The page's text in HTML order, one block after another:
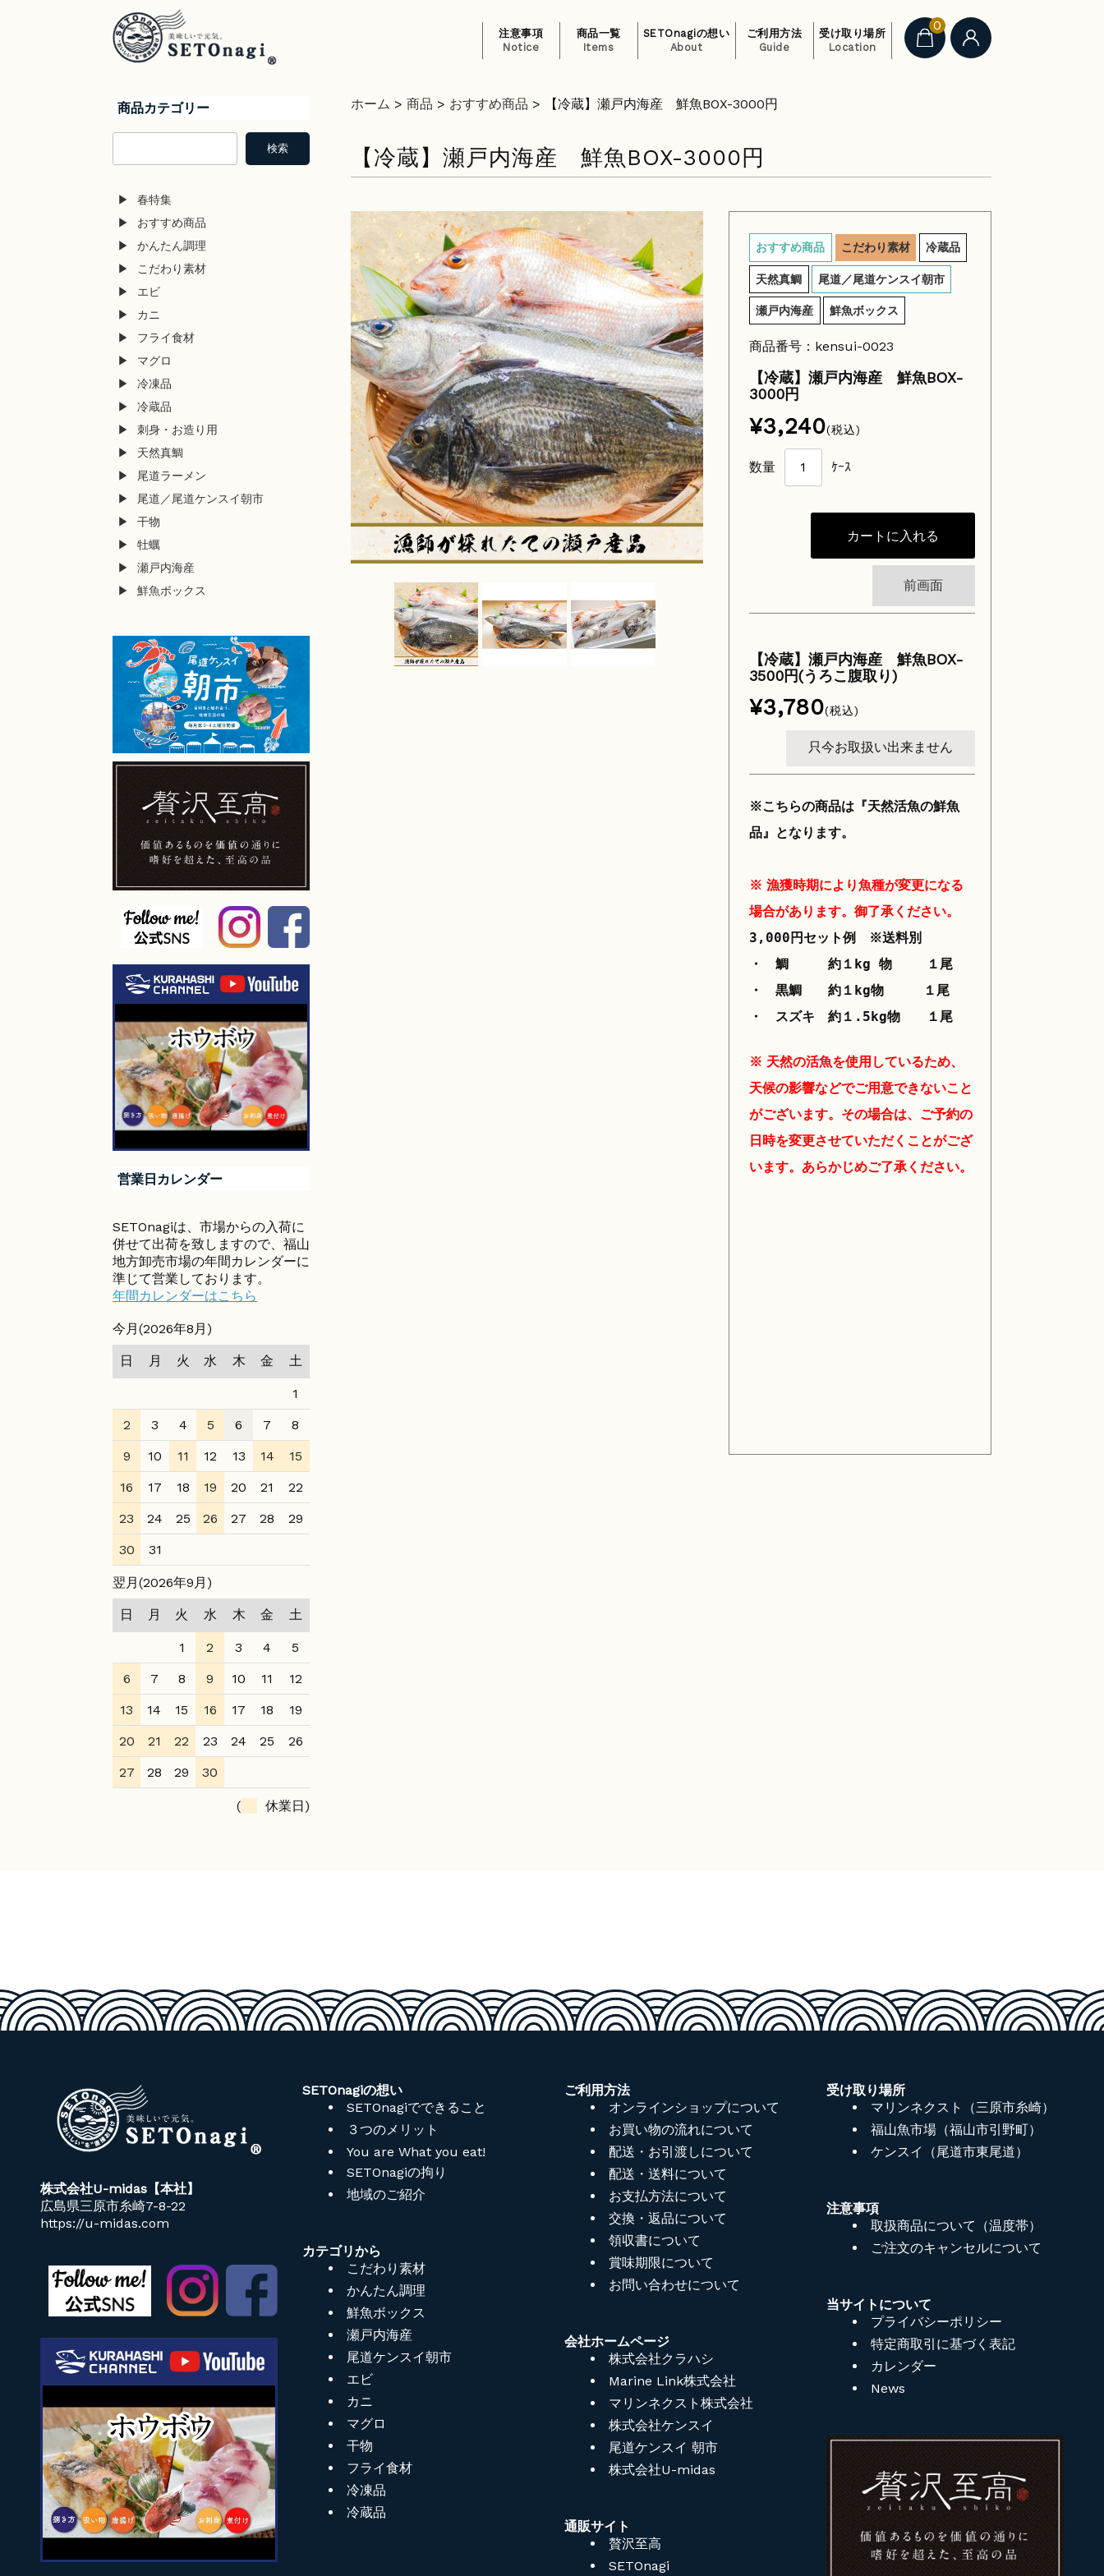
注意事項
Notice
商品一覧
Items
SETOnagiの想い
About
ご利用方法
Guide
受け取り場所
Location
0
ホーム > 商品 > おすすめ商品 > 【冷蔵】瀬戸内海産 鮮魚BOX-3000円
【冷蔵】瀬戸内海産 鮮魚BOX-3000円
おすすめ商品 こだわり素材 冷蔵品
天然真鯛 尾道／尾道ケンスイ朝市
瀬戸内海産 鮮魚ボックス
商品番号：kensui-0023
【冷蔵】瀬戸内海産 鮮魚BOX-
3000円
¥3,240(税込)
数量 ｹｰｽ
前画面
【冷蔵】瀬戸内海産 鮮魚BOX-
3500円(うろこ腹取り)
¥3,780(税込)
只今お取扱い出来ません
※こちらの商品は『天然活魚の鮮魚
品』となります。
※ 漁獲時期により魚種が変更になる
場合があります。御了承ください。
3,000円セット例 ※送料別
・ 鯛 約１kg 物 １尾
・ 黒鯛 約１kg物 １尾
・ スズキ 約１.5kg物 １尾
※ 天然の活魚を使用しているため、
天候の影響などでご用意できないこと
がございます。その場合は、ご予約の
日時を変更させていただくことがござ
います。あらかじめご了承ください。
商品カテゴリー
検
検索
春特集
おすすめ商品
かんたん調理
こだわり素材
エビ
カニ
フライ食材
マグロ
冷凍品
冷蔵品
刺身・お造り用
天然真鯛
尾道ラーメン
尾道／尾道ケンスイ朝市
干物
牡蠣
瀬戸内海産
鮮魚ボックス
営業日カレンダー
SETOnagiは、市場からの入荷に
併せて出荷を致しますので、福山
地方卸売市場の年間カレンダーに
準じて営業しております。
年間カレンダーはこちら
今月(2026年8月)
日 月 火 水 木 金 土
1
2
3 4 5 6 7
8
9
10 11 12 13 14
15
16
17 18 19 20 21
22
23
24 25 26 27 28
29
30
31
翌月(2026年9月)
日 月 火 水 木 金 土
1 2 3 4
5
6
7 8 9 10 11
12
13
14 15 16 17 18
19
20
21 22 23 24 25
26
27
28 29 30
( 休業日)
株式会社U-midas【本社】
広島県三原市糸崎7-8-22
https://u-midas.com
SETOnagiの想い
SETOnagiでできること
３つのメリット
You are What you eat!
SETOnagiの拘り
地域のご紹介
カテゴリから
こだわり素材
かんたん調理
鮮魚ボックス
瀬戸内海産
尾道ケンスイ朝市
エビ
カニ
マグロ
干物
フライ食材
冷凍品
冷蔵品
ご利用方法
オンラインショップについて
お買い物の流れについて
配送・お引渡しについて
配送・送料について
お支払方法について
交換・返品について
領収書について
賞味期限について
お問い合わせについて
会社ホームページ
株式会社クラハシ
Marine Link株式会社
マリンネクスト株式会社
株式会社ケンスイ
尾道ケンスイ 朝市
株式会社U-midas
通販サイト
贅沢至高
SETOnagi
受け取り場所
マリンネクスト（三原市糸崎）
福山魚市場（福山市引野町）
ケンスイ（尾道市東尾道）
注意事項
取扱商品について（温度帯）
ご注文のキャンセルについて
当サイトについて
プライバシーポリシー
特定商取引に基づく表記
カレンダー
News